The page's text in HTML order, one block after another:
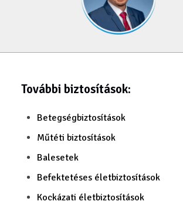
További biztosítások:
Betegségbiztosítások
Műtéti biztosítások
Balesetek
Befektetéses életbiztosítások
Kockázati életbiztosítások